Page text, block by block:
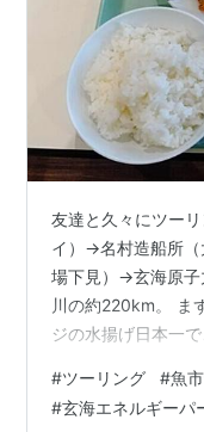
友達と久々にツー
イ）→名村造船所
場下見）→玄海原
川の約220km。 ま
ジの水揚げ日本一
オイチショクドウ
村造船所の大型船
#ツーリング #魚
#玄海エネルギーパ